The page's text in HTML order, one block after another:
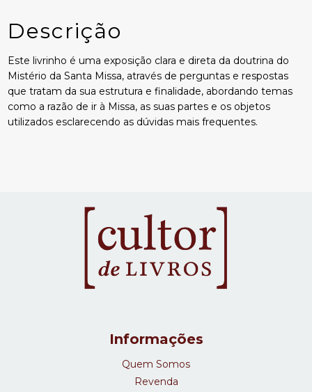
Descrição
Este livrinho é uma exposição clara e direta da doutrina do
Mistério da Santa Missa, através de perguntas e respostas
que tratam da sua estrutura e finalidade, abordando temas
como a razão de ir à Missa, as suas partes e os objetos
utilizados esclarecendo as dúvidas mais frequentes.
Informações
Quem Somos
Revenda